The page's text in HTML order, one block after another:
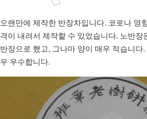
오랜만에 제작한 반장차입니다. 코로나 영
격이 내려서 제작할 수 있었습니다. 노반장
반장으로 했고, 그나마 양이 매우 적습니다
우 우수합니다.